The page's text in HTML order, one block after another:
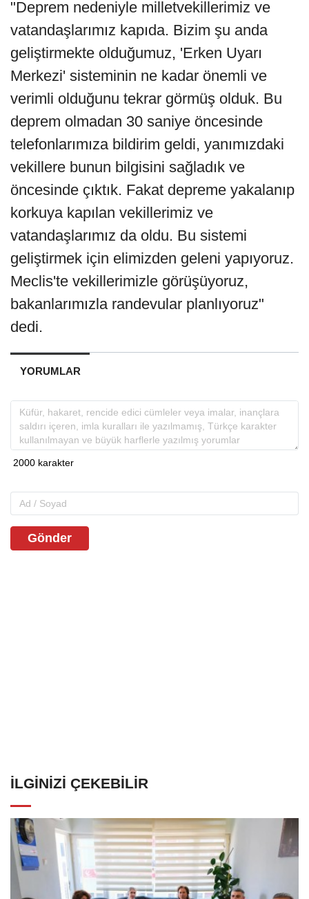
"Deprem nedeniyle milletvekillerimiz ve
vatandaşlarımız kapıda. Bizim şu anda
geliştirmekte olduğumuz, 'Erken Uyarı
Merkezi' sisteminin ne kadar önemli ve
verimli olduğunu tekrar görmüş olduk. Bu
deprem olmadan 30 saniye öncesinde
telefonlarımıza bildirim geldi, yanımızdaki
vekillere bunun bilgisini sağladık ve
öncesinde çıktık. Fakat depreme yakalanıp
korkuya kapılan vekillerimiz ve
vatandaşlarımız da oldu. Bu sistemi
geliştirmek için elimizden geleni yapıyoruz.
Meclis'te vekillerimizle görüşüyoruz,
bakanlarımızla randevular planlıyoruz"
dedi.
YORUMLAR
Gönder
İLGINIZI ÇEKEBILIR